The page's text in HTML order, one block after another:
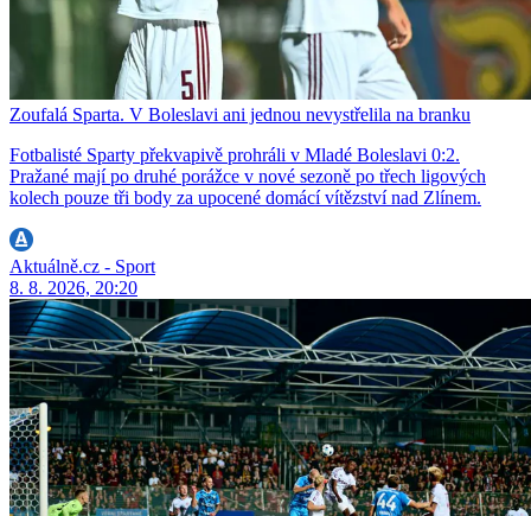
Zoufalá Sparta. V Boleslavi ani jednou nevystřelila na branku
Fotbalisté Sparty překvapivě prohráli v Mladé Boleslavi 0:2.
Pražané mají po druhé porážce v nové sezoně po třech ligových
kolech pouze tři body za upocené domácí vítězství nad Zlínem.
Aktuálně.cz - Sport
8. 8. 2026, 20:20